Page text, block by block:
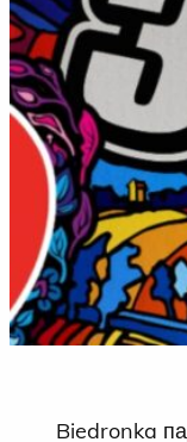
Biedronka